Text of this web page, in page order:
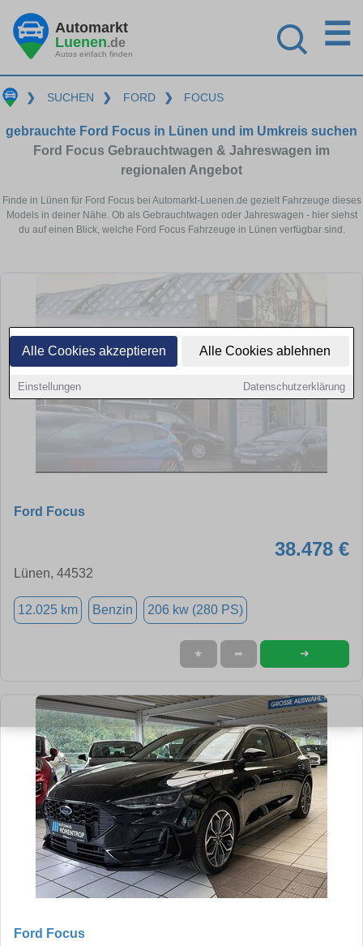
Alle Cookies akzeptieren Alle Cookies ablehnen
Einstellungen Datenschutzerklärung
Automarkt
Luenen.de
Autos einfach finden
☰
❯ SUCHEN ❯ FORD ❯ FOCUS
gebrauchte Ford Focus in Lünen und im Umkreis suchen
Ford Focus Gebrauchtwagen & Jahreswagen im
regionalen Angebot
Finde in Lünen für Ford Focus bei Automarkt-Luenen.de gezielt Fahrzeuge dieses
Models in deiner Nähe. Ob als Gebrauchtwagen oder Jahreswagen - hier siehst
du auf einen Blick, welche Ford Focus Fahrzeuge in Lünen verfügbar sind.
Ford Focus
38.478 €
Lünen, 44532
12.025 km Benzin 206 kw (280 PS)
★ ➦ ➜
Ford Focus